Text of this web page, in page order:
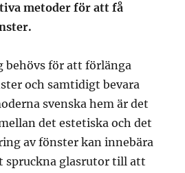
metoder för att få
behövs för att förlänga
och samtidigt bevara
svenska hem är det
det estetiska och det
av fönster kan innebära
spruckna glasrutor till att